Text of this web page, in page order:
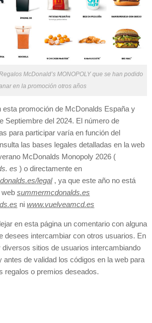
McDonald’s MONOPOLY que se han podido
en la promoción otros años
esta promoción de McDonalds España y
Septiembre del 2024. El número de
para participar varía en función del
las bases legales detalladas en la web
McDonalds Monopoly 2026 (
es ) o directamente en
legal, ya que este año no está
web summermcdonalds.es
ni www.vuelveamcd.es
en esta página un comentario con alguna
desees intercambiar con otros usuarios. En
diversos sitios de usuarios intercambiando
antes de validad los códigos en la web para
regalos o premios deseados.